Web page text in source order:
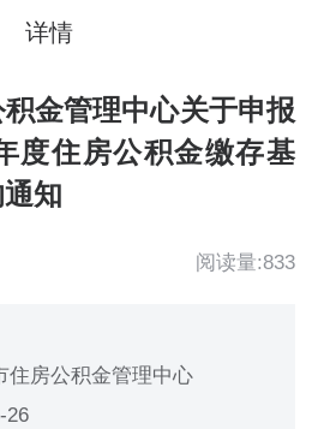
详情
金管理中心关于申报
度住房公积金缴存基
知
阅读量:833
住房公积金管理中心
26